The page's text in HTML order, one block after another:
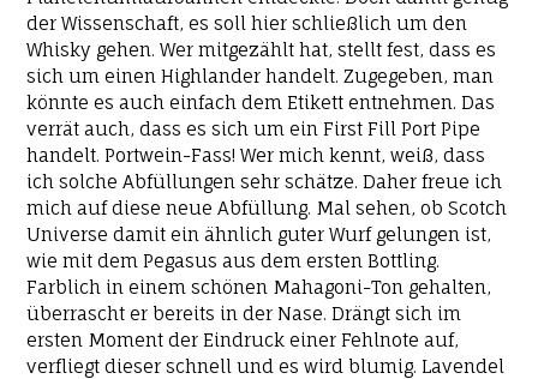
der Wissenschaft, es soll hier schließlich um den
Whisky gehen. Wer mitgezählt hat, stellt fest, dass es
sich um einen Highlander handelt. Zugegeben, man
könnte es auch einfach dem Etikett entnehmen. Das
verrät auch, dass es sich um ein First Fill Port Pipe
handelt. Portwein-Fass! Wer mich kennt, weiß, dass
ich solche Abfüllungen sehr schätze. Daher freue ich
mich auf diese neue Abfüllung. Mal sehen, ob Scotch
Universe damit ein ähnlich guter Wurf gelungen ist,
wie mit dem Pegasus aus dem ersten Bottling.
Farblich in einem schönen Mahagoni-Ton gehalten,
überrascht er bereits in der Nase. Drängt sich im
ersten Moment der Eindruck einer Fehlnote auf,
verfliegt dieser schnell und es wird blumig. Lavendel